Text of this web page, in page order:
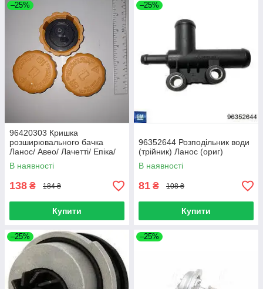
–25%
96420303 Кришка
розширювального бачка
Ланос/ Авео/ Лачетті/ Епіка/
Еванда/ Такума/ Матиз( ориг)
Корея
В наявності
138 ₴ 184 ₴
Купити
–25%
96352644 Розподільник води
(трійник) Ланос (ориг)
В наявності
81 ₴ 108 ₴
Купити
–25% –25%